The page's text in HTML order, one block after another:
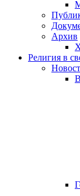
Архив
Религия в